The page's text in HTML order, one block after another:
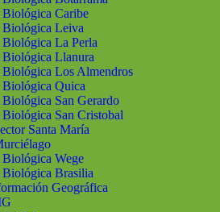
Biológica Caribe
Biológica Leiva
Biológica La Perla
Biológica Llanura
Biológica Los Almendros
Biológica Quica
Biológica San Gerardo
Biológica San Cristobal
Santa María
Biológica Wege
Biológica Brasilia
Geográfica